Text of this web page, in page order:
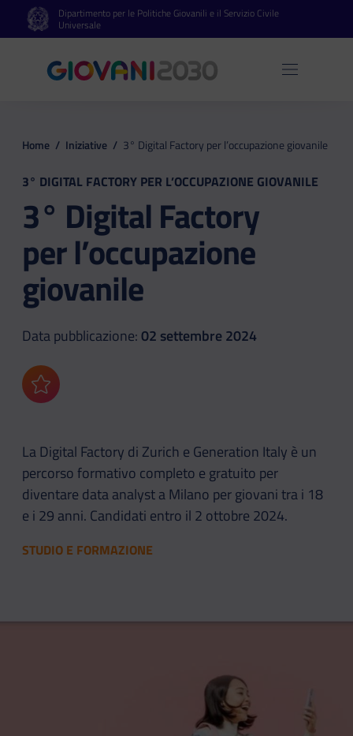
Vai al contenuto principale
Vai al footerDipartimento per le Politiche Giovanili e il Servizio Civile
Universale
Apri
Home / Iniziative / 3° Digital Factory per l’occupazione giovanile
3° DIGITAL FACTORY PER L’OCCUPAZIONE GIOVANILE
3° Digital Factory
per l’occupazione
giovanile
Data pubblicazione:02 settembre 2024
Aggiungi ai preferiti
La Digital Factory di Zurich e Generation Italy è un
percorso formativo completo e gratuito per
diventare data analyst a Milano per giovani tra i 18
e i 29 anni. Candidati entro il 2 ottobre 2024.
STUDIO E FORMAZIONE